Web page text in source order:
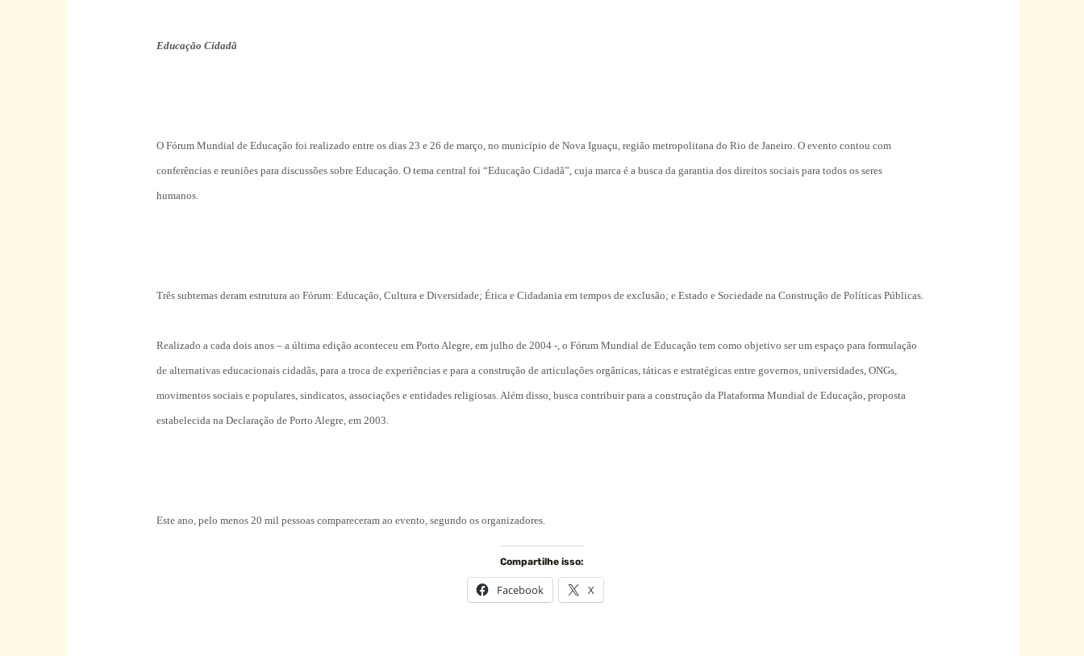
Educação Cidadã
O Fórum Mundial de Educação foi realizado entre os dias 23 e 26 de março, no município de Nova Iguaçu, região metropolitana do Rio de Janeiro. O evento contou com
conferências e reuniões para discussões sobre Educação. O tema central foi “Educação Cidadã”, cuja marca é a busca da garantia dos direitos sociais para todos os seres
humanos.
Três subtemas deram estrutura ao Fórum: Educação, Cultura e Diversidade; Ética e Cidadania em tempos de exclusão; e Estado e Sociedade na Construção de Políticas Públicas.
Realizado a cada dois anos – a última edição aconteceu em Porto Alegre, em julho de 2004 -, o Fórum Mundial de Educação tem como objetivo ser um espaço para formulação
de alternativas educacionais cidadãs, para a troca de experiências e para a construção de articulações orgânicas, táticas e estratégicas entre governos, universidades, ONGs,
movimentos sociais e populares, sindicatos, associações e entidades religiosas. Além disso, busca contribuir para a construção da Plataforma Mundial de Educação, proposta
estabelecida na Declaração de Porto Alegre, em 2003.
Este ano, pelo menos 20 mil pessoas compareceram ao evento, segundo os organizadores.
Compartilhe isso:
Facebook X